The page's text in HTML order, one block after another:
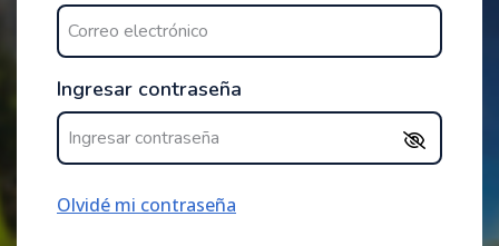
Ingresar contraseña
Olvidé mi contraseña